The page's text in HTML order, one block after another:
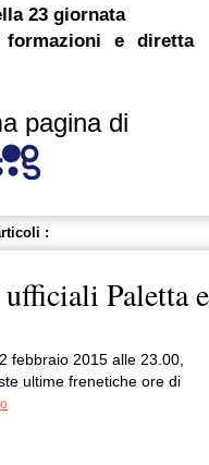
23 giornata
formazioni e diretta
pagina di
:
Paletta e
febbraio 2015 alle 23.00,
ultime frenetiche ore di